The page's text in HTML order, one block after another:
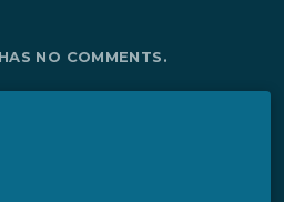
NO COMMENTS.